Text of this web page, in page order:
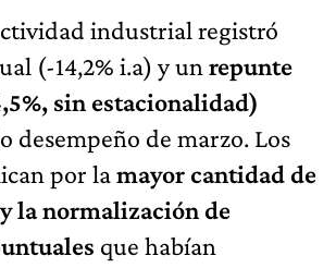
industrial registró
(-14,2% i.a) y un repunte
sin estacionalidad)
desempeño de marzo. Los
por lamayor cantidad de
la normalización de
que habían